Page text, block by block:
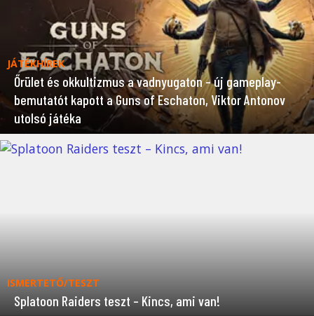
JÁTÉKHÍREK
Őrület és okkultizmus a vadnyugaton – új gameplay-
bemutatót kapott a Guns of Eschaton, Viktor Antonov
utolsó játéka
ISMERTETŐ/TESZT
Splatoon Raiders teszt – Kincs, ami van!